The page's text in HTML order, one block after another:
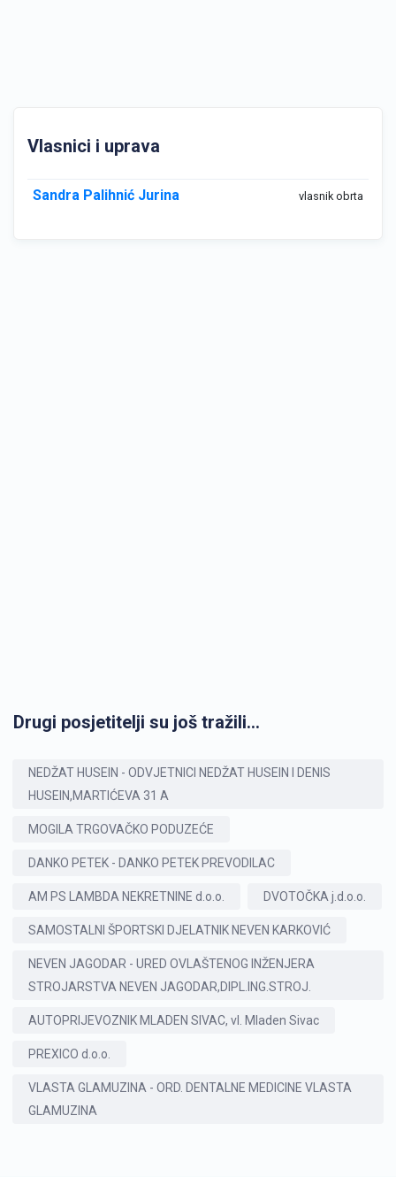
Vlasnici i uprava
Sandra Palihnić Jurina vlasnik obrta
Drugi posjetitelji su još tražili...
NEDŽAT HUSEIN - ODVJETNICI NEDŽAT HUSEIN I DENIS
HUSEIN,MARTIĆEVA 31 A
MOGILA TRGOVAČKO PODUZEĆE
DANKO PETEK - DANKO PETEK PREVODILAC
AM PS LAMBDA NEKRETNINE d.o.o. DVOTOČKA j.d.o.o.
SAMOSTALNI ŠPORTSKI DJELATNIK NEVEN KARKOVIĆ
NEVEN JAGODAR - URED OVLAŠTENOG INŽENJERA
STROJARSTVA NEVEN JAGODAR,DIPL.ING.STROJ.
AUTOPRIJEVOZNIK MLADEN SIVAC, vl. Mladen Sivac
PREXICO d.o.o.
VLASTA GLAMUZINA - ORD. DENTALNE MEDICINE VLASTA
GLAMUZINA